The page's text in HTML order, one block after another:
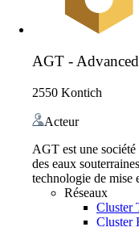
AGT -
2550 Kontich
Acteur
AGT est une
des eaux
technologie de mise
Réseaux
Cluster
Cluster